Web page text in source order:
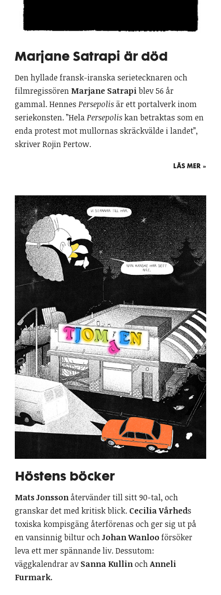
Marjane Satrapi är död
Den hyllade fransk-iranska serietecknaren och
filmregissören Marjane Satrapiblev 56 år
gammal. Hennes Persepolisär ett portalverk inom
seriekonsten. ”HelaPersepoliskan betraktas som en
enda protest mot mullornas skräckvälde i landet”,
skriver Rojin Pertow.
LÄS MER »
Höstens böcker
Mats Jonssonåtervänder till sitt 90-tal, och
granskar det med kritisk blick. Cecilia Vårheds
toxiska kompisgäng återförenas och ger sig ut på
en vansinnig biltur ochJohan Wanlooförsöker
leva ett mer spännande liv. Dessutom:
väggkalendrar avSanna KullinochAnneli
Furmark.